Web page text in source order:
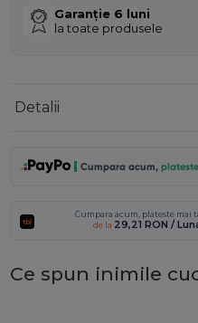
Garanție 6 luni
la toate produsele
Detalii
Cumpara acum,
Cumpara acum, plateste mai
de la 29,21 RON /
Ce spun inimile